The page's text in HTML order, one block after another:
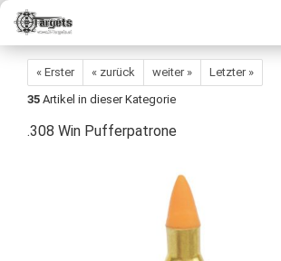
« Erster « zurück weiter »
Letzter »
35 Artikel in dieser Kategorie
.308 Win Pufferpatrone